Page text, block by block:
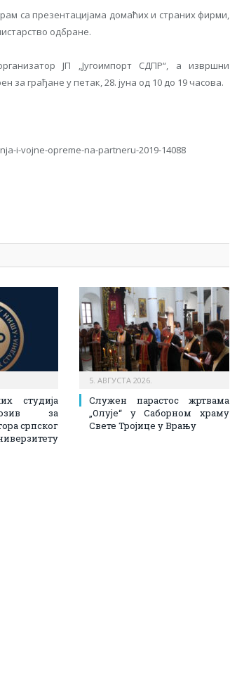
са презентацијама домаћих и страних фирми,
одбране.
ЈП „Југоимпорт СДПР“, а извршни
за грађане у петак, 28. јуна од 10 до 19 часова.
i-vojne-opreme-na-partneru-2019-14088
студија
за
српског
5. АВГУСТА 2026.
Служен парастос жртвама
„Олује“ у Саборном храму
Свете Тројице у Врању